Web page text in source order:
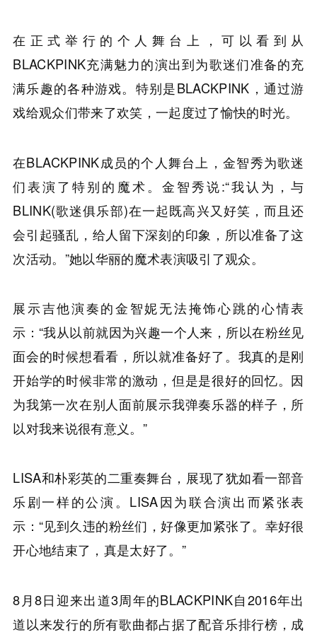
在正式举行的个人舞台上，可以看到从
BLACKPINK充满魅力的演出到为歌迷们准备的充
满乐趣的各种游戏。特别是BLACKPINK，通过游
戏给观众们带来了欢笑，一起度过了愉快的时光。
在BLACKPINK成员的个人舞台上，金智秀为歌迷
们表演了特别的魔术。金智秀说:“我认为，与
BLINK(歌迷俱乐部)在一起既高兴又好笑，而且还
会引起骚乱，给人留下深刻的印象，所以准备了这
次活动。”她以华丽的魔术表演吸引了观众。
展示吉他演奏的金智妮无法掩饰心跳的心情表
示：“我从以前就因为兴趣一个人来，所以在粉丝见
面会的时候想看看，所以就准备好了。我真的是刚
开始学的时候非常的激动，但是是很好的回忆。因
为我第一次在别人面前展示我弹奏乐器的样子，所
以对我来说很有意义。”
LISA和朴彩英的二重奏舞台，展现了犹如看一部音
乐剧一样的公演。LISA因为联合演出而紧张表
示：“见到久违的粉丝们，好像更加紧张了。幸好很
开心地结束了，真是太好了。”
8月8日迎来出道3周年的BLACKPINK自2016年出
道以来发行的所有歌曲都占据了配音乐排行榜，成